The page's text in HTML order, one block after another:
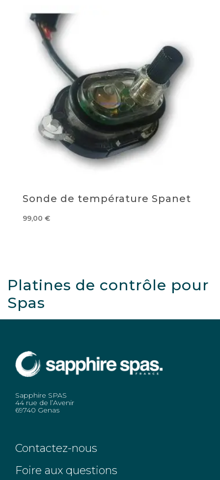
Sonde de température Spanet
99,00 €
Platines de contrôle pour
Spas
Sapphire SPAS
44 rue de l’Avenir
69740 Genas
Contactez-nous
Foire aux questions